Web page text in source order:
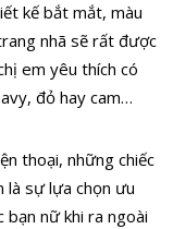
kế bắt mắt, màu
nhã sẽ rất được
em yêu thích có
đỏ hay cam…
thoại, những chiếc
là sự lựa chọn ưu
bạn nữ khi ra ngoài